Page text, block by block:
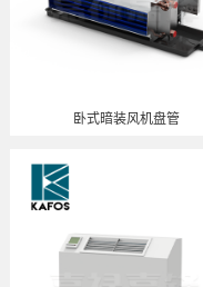
卧式暗装风机盘管